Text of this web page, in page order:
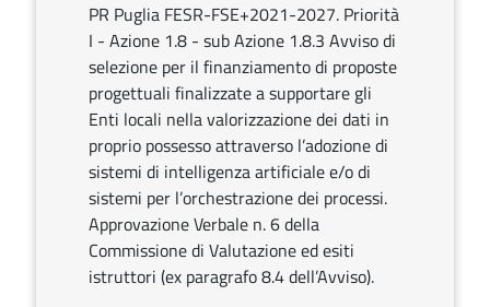
PR Puglia FESR-FSE+2021-2027. Priorità
I - Azione 1.8 - sub Azione 1.8.3 Avviso di
selezione per il finanziamento di proposte
progettuali finalizzate a supportare gli
Enti locali nella valorizzazione dei dati in
proprio possesso attraverso l’adozione di
sistemi di intelligenza artificiale e/o di
sistemi per l’orchestrazione dei processi.
Approvazione Verbale n. 6 della
Commissione di Valutazione ed esiti
istruttori (ex paragrafo 8.4 dell’Avviso).